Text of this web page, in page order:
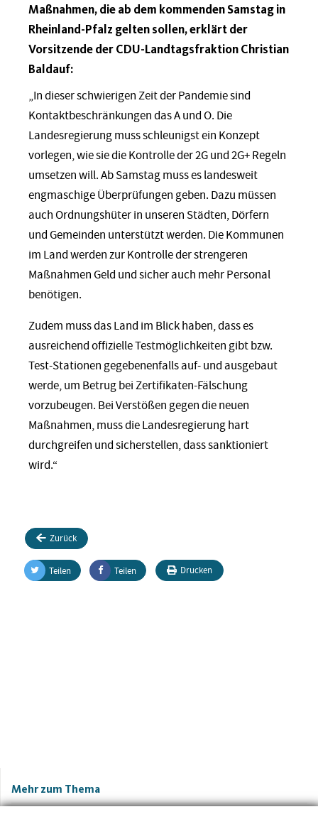
Maßnahmen, die ab dem kommenden Samstag in
Rheinland-Pfalz gelten sollen, erklärt der
Vorsitzende der CDU-Landtagsfraktion Christian
Baldauf:
„In dieser schwierigen Zeit der Pandemie sind
Kontaktbeschränkungen das A und O. Die
Landesregierung muss schleunigst ein Konzept
vorlegen, wie sie die Kontrolle der 2G und 2G+ Regeln
umsetzen will. Ab Samstag muss es landesweit
engmaschige Überprüfungen geben. Dazu müssen
auch Ordnungshüter in unseren Städten, Dörfern
und Gemeinden unterstützt werden. Die Kommunen
im Land werden zur Kontrolle der strengeren
Maßnahmen Geld und sicher auch mehr Personal
benötigen.
Zudem muss das Land im Blick haben, dass es
ausreichend offizielle Testmöglichkeiten gibt bzw.
Test-Stationen gegebenenfalls auf- und ausgebaut
werde, um Betrug bei Zertifikaten-Fälschung
vorzubeugen. Bei Verstößen gegen die neuen
Maßnahmen, muss die Landesregierung hart
durchgreifen und sicherstellen, dass sanktioniert
wird.“
Zurück
Teilen Teilen Drucken
Mehr zum Thema